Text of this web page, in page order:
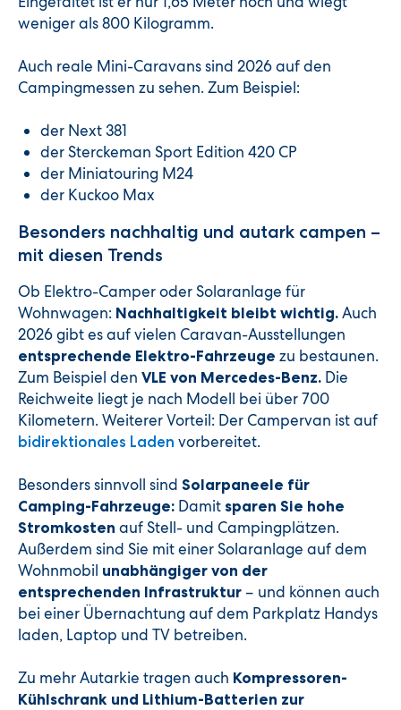
weniger als 800 Kilogramm.
Auch reale Mini-Caravans sind 2026 auf den
Campingmessen zu sehen. Zum Beispiel:
der Next 381
der Sterckeman Sport Edition 420 CP
der Miniatouring M24
der Kuckoo Max
Besonders nachhaltig und autark campen –
mit diesen Trends
Ob Elektro-Camper oder Solaranlage für
Wohnwagen: Nachhaltigkeit bleibt wichtig. Auch
2026 gibt es auf vielen Caravan-Ausstellungen
entsprechende Elektro-Fahrzeuge zu bestaunen.
Zum Beispiel den VLE von Mercedes-Benz. Die
Reichweite liegt je nach Modell bei über 700
Kilometern. Weiterer Vorteil: Der Campervan ist auf
bidirektionales Laden vorbereitet.
Besonders sinnvoll sind Solarpaneele für
Camping-Fahrzeuge: Damit sparen Sie hohe
Stromkosten auf Stell- und Campingplätzen.
Außerdem sind Sie mit einer Solaranlage auf dem
Wohnmobil unabhängiger von der
entsprechenden Infrastruktur – und können auch
bei einer Übernachtung auf dem Parkplatz Handys
laden, Laptop und TV betreiben.
Zu mehr Autarkie tragen auch Kompressoren-
Kühlschrank und Lithium-Batterien zur